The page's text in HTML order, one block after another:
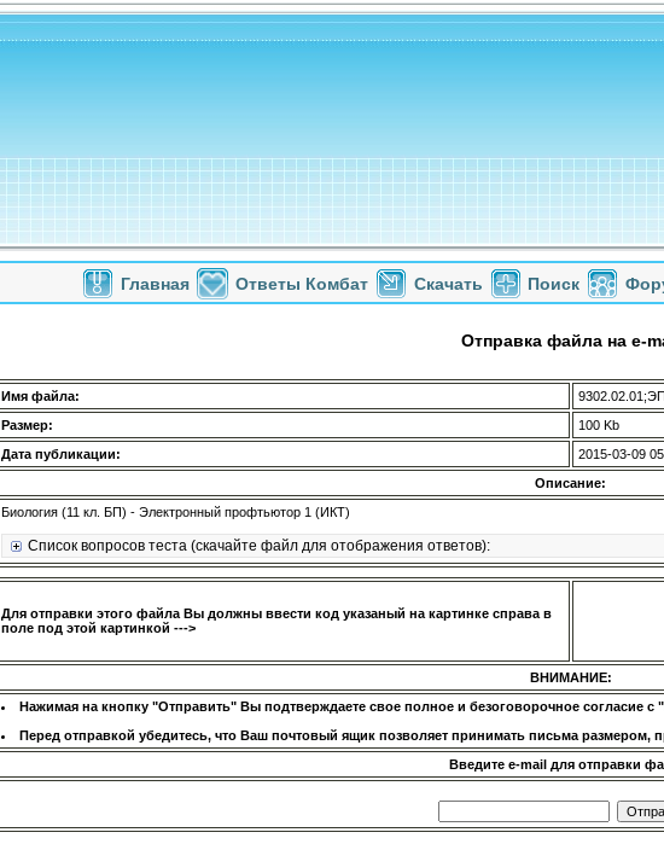
Главная Ответы Комбат Скачать Поиск
Отправка файла на e-
Имя файла:
Размер:
100 Kb
Дата публикации:
2015-03-09
Описание:
Биология (11 кл. БП) - Электронный профтьютор 1 (ИКТ)
Список вопросов теста (скачайте файл для отображения ответов):
Для отправки этого файла Вы должны ввести код указаный на картинке справа в
поле под этой картинкой --->
ВНИМАНИЕ:
Нажимая на кнопку "Отправить" Вы подтверждаете свое полное и безоговорочное согласие с "
Перед отправкой убедитесь, что Ваш почтовый ящик позволяет принимать письма размером,
Введите e-mail для отправки